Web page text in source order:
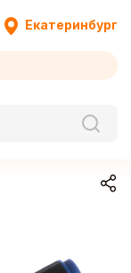
Екатеринбург